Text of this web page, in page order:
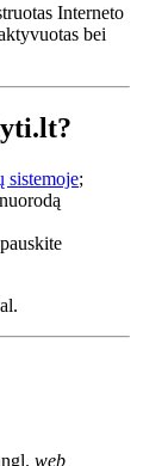
Interneto
bei
sistemoje;
web